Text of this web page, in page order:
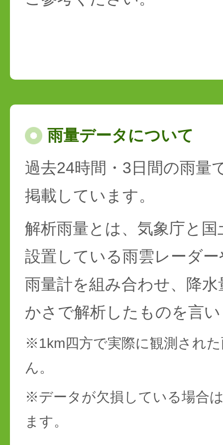
雨量データについて
過去24時間・3日間の雨量
掲載しています。
解析雨量とは、気象庁と
設置している雨雲レーダ
雨量計を組み合わせ、降
かさで解析したものを言
※1km四方で実際に観測され
ん。
※データが欠損している場合
ます。